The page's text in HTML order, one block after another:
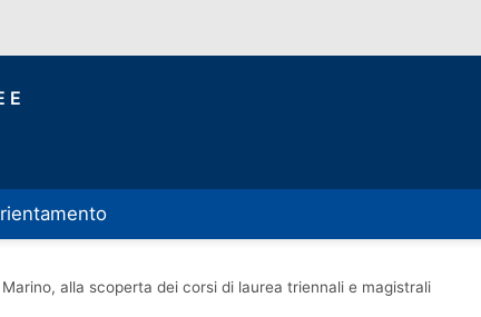
E
alla scoperta dei corsi di laurea triennali e magistrali